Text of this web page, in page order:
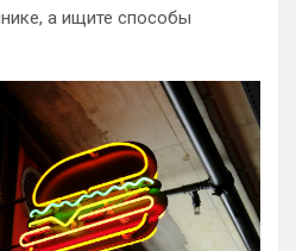
а ищите способы